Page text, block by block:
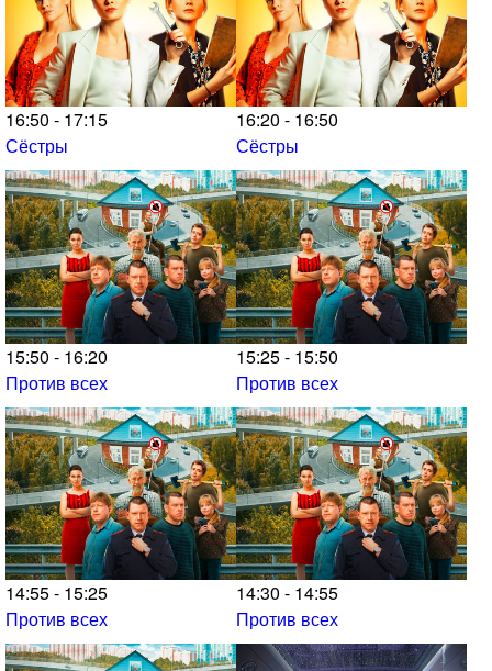
16:50 - 17:15
Сёстры
16:20 - 16:50
Сёстры
15:50 - 16:20
Против всех
15:25 - 15:50
Против всех
14:55 - 15:25
Против всех
14:30 - 14:55
Против всех